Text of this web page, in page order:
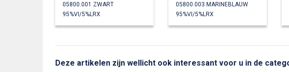
05800.001 ZWART
95%VI/5%LRX
05800.003 MARINEBLAUW
95%VI/5%LRX
Deze artikelen zijn wellicht ook interessant voor u in de